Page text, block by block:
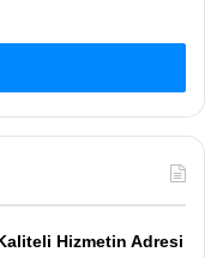
Hizmetin Adresi